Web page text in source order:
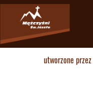
utworzone przez